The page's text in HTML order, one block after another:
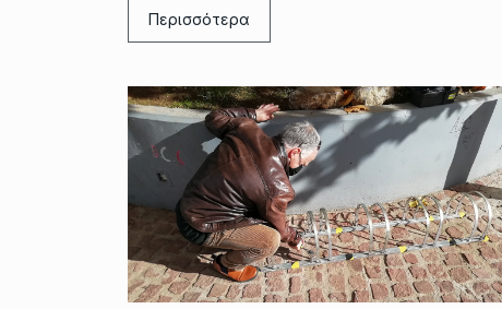
Περισσότερα